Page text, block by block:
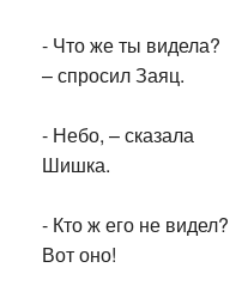
- Что же ты видела?
– спросил Заяц.
- Небо, – сказала
Шишка.
- Кто ж его не видел?
Вот оно!